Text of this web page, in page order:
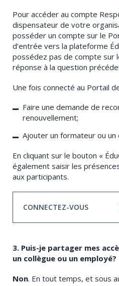
Pour accéder au compte
dispensateur de votre
posséder un compte sur le
d’entrée vers la plateforme
possédez pas de compte sur
réponse à la question
Une fois connecté au Portail
Faire une demande de
renouvellement;
Ajouter un formateur ou
En cliquant sur le bouton «
également saisir les
aux participants.
CONNECTEZ-VOUS
3. Puis-je partager mes
un collègue ou un employé?
Non. En tout temps, et sous